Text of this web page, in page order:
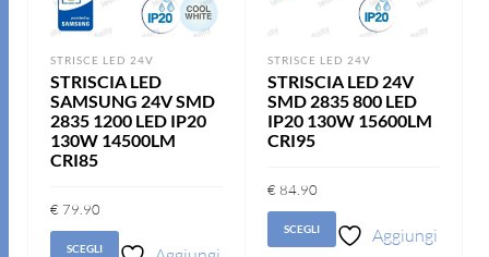
STRISCE LED 24V
STRISCIA LED
SAMSUNG 24V SMD
2835 1200 LED IP20
130W 14500LM
CRI85
€ 79.90
SCEGLI
STRISCE LED 24V
STRISCIA LED 24V
SMD 2835 800 LED
IP20 130W 15600LM
CRI95
€84.90
SCEGLI
Aggiungi